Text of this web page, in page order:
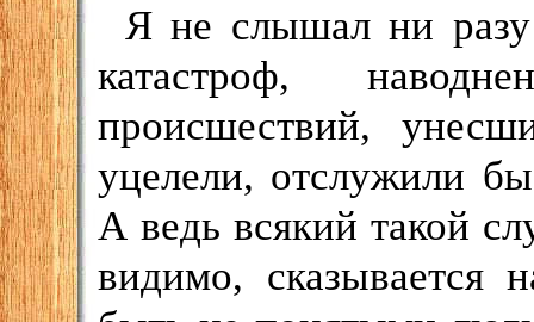
Я не слышал ни разу
катастроф,
происшествий,
уцелели, отслужили
А ведь всякий такой
видимо, сказывается